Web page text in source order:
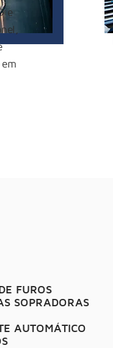
e
FUROS
SOPRADORAS
AUTOMÁTICO